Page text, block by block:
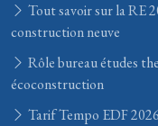
Tout savoir sur la RE
construction neuve
Rôle bureau études
écoconstruction
Tarif Tempo EDF